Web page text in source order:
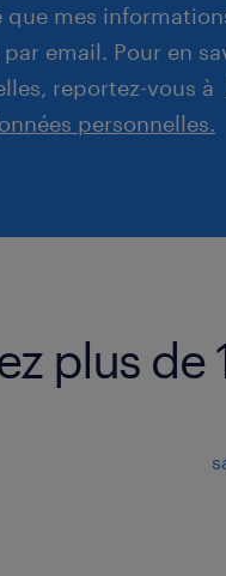
que mes
email. Pour en
reportez-vous à
personnelles.
plus de